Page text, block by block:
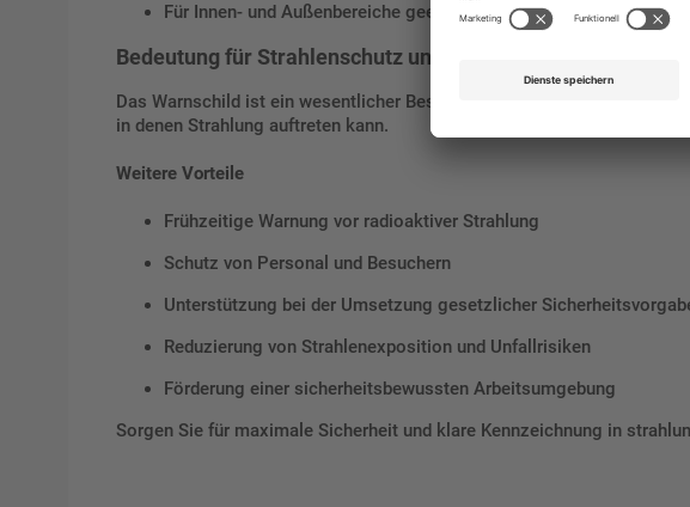
Für Innen- und Außenbereiche geeignet
Bedeutung für Strahlenschutz und Sicherheit
Das Warnschild ist ein wesentlicher Bestandteil des
in denen Strahlung auftreten kann.
Weitere Vorteile
Frühzeitige Warnung vor radioaktiver Strahlung
Schutz von Personal und Besuchern
Unterstützung bei der Umsetzung gesetzlicher
Reduzierung von Strahlenexposition und Unfallrisiken
Förderung einer sicherheitsbewussten Arbeitsumgebung
Sorgen Sie für maximale Sicherheit und klare Kennzeichnung in